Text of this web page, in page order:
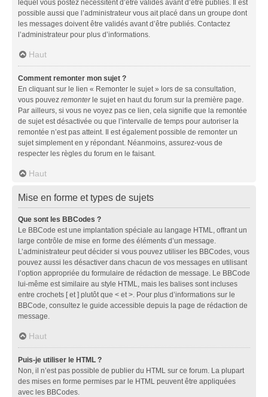
lequel vous postez nécessitent d’être validés avant d’être publiés. Il est
possible aussi que l’administrateur vous ait placé dans un groupe dont
les messages doivent être validés avant d’être publiés. Contactez
l’administrateur pour plus d’informations.
Haut
Comment remonter mon sujet ?
En cliquant sur le lien « Remonter le sujet » lors de sa consultation,
vous pouvez remonterle sujet en haut du forum sur la première page.
Par ailleurs, si vous ne voyez pas ce lien, cela signifie que la remontée
de sujet est désactivée ou que l’intervalle de temps pour autoriser la
remontée n’est pas atteint. Il est également possible de remonter un
sujet simplement en y répondant. Néanmoins, assurez-vous de
respecter les règles du forum en le faisant.
Haut
Mise en forme et types de sujets
Que sont les BBCodes ?
Le BBCode est une implantation spéciale au langage HTML, offrant un
large contrôle de mise en forme des éléments d’un message.
L’administrateur peut décider si vous pouvez utiliser les BBCodes, vous
pouvez aussi les désactiver dans chacun de vos messages en utilisant
l’option appropriée du formulaire de rédaction de message. Le BBCode
lui-même est similaire au style HTML, mais les balises sont incluses
entre crochets [ et ] plutôt que < et >. Pour plus d’informations sur le
BBCode, consultez le guide accessible depuis la page de rédaction de
message.
Haut
Puis-je utiliser le HTML ?
Non, il n’est pas possible de publier du HTML sur ce forum. La plupart
des mises en forme permises par le HTML peuvent être appliquées
avec les BBCodes.